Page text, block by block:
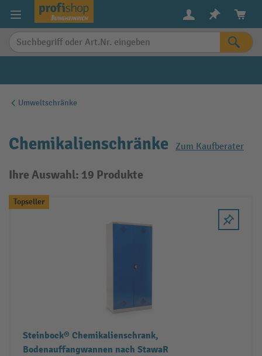
springen
Umweltschränke
Chemikalienschränke Zum Kaufberater
Ihre Auswahl: 19 Produkte
Topseller
Steinbock® Chemikalienschrank,
Bodenauffangwannen nach StawaR